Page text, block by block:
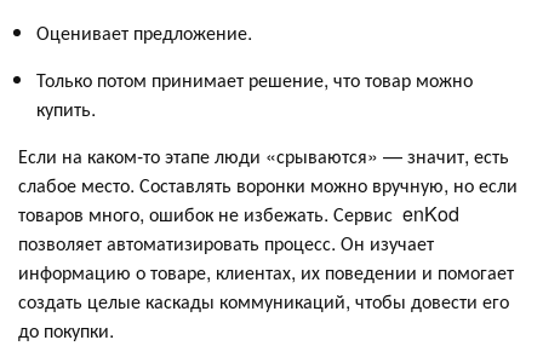
Оценивает предложение.
Только потом принимает решение, что товар можно
купить.
Если на каком-то этапе люди «срываются» — значит, есть
слабое место. Составлять воронки можно вручную, но если
товаров много, ошибок не избежать. Сервис enKod
позволяет автоматизировать процесс. Он изучает
информацию о товаре, клиентах, их поведении и помогает
создать целые каскады коммуникаций, чтобы довести его
до покупки.